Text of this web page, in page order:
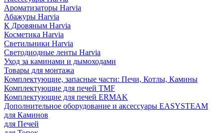
Ароматизаторы Harvia
Абажуры Harvia
К Дровяным Harvia
Косметика Harvia
Светильники Harvia
Светодиодные ленты Harvia
Уход за каминами и дымоходами
Товары для монтажа
Комплектующие, запасные части: Печи, Котлы, Камины
Комплектующие для печей TMF
Комплектующие для печей ERMAK
Дополнительное оборудование и аксессуары EASYSTEAM
для Каминов
для Печей